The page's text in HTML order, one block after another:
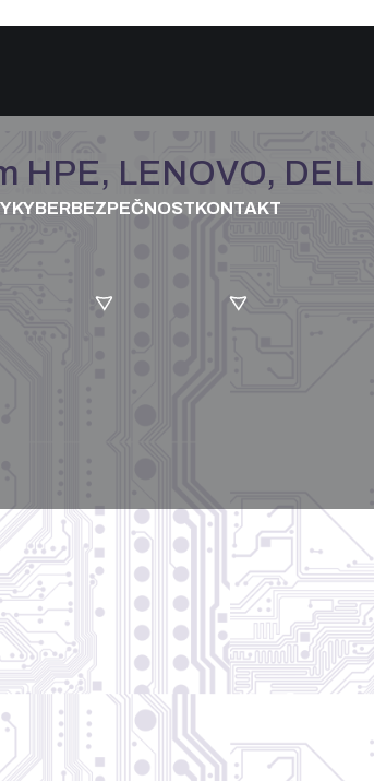
KYBERBEZPEČNOSTKONTAKT
HPE, LENOVO, DELL